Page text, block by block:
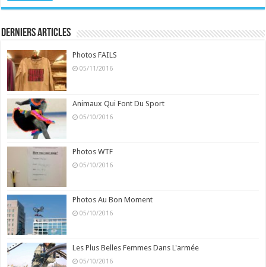
Derniers Articles
Photos FAILS
05/11/2016
Animaux Qui Font Du Sport
05/10/2016
Photos WTF
05/10/2016
Photos Au Bon Moment
05/10/2016
Les Plus Belles Femmes Dans L'armée
05/10/2016